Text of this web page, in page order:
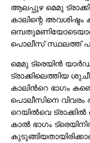
ആലപ്പുഴ മെമു
കാലിന്റെ അവശിഷ്ടം
പൊലീസ് സ്ഥലത്ത്
മെമു ട്രെയിൻ
ട്രാക്കിലെത്തിയ
കാലിന്‍റെ ഭാഗം
പൊലീസിനെ വിവരം
റെയിൽവെ ട്രാക്കിൽ
കാൽ ഭാഗം